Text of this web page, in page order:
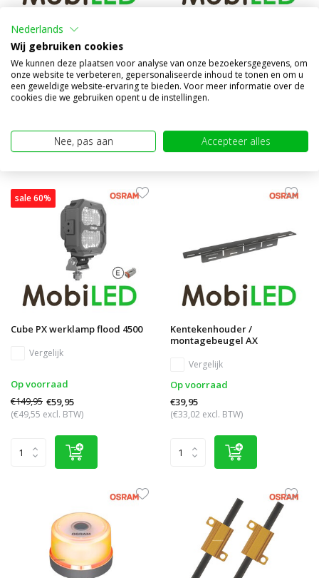
Cube PX werklamp flood 3500
Vergelijk
Op voorraad
€139,95 €59,95
Vergelijk
Op voorraad
€59,95
sale 60%
Cube PX werklamp flood 4500
Vergelijk
Op voorraad
€149,95 €59,95
(€49,55 excl. BTW)
Kentekenhouder /
montagebeugel AX
Vergelijk
Op voorraad
€39,95
(€33,02 excl. BTW)
Nederlands
Wij gebruiken cookies
We kunnen deze plaatsen voor analyse van onze bezoekersgegevens, om
onze website te verbeteren, gepersonaliseerde inhoud te tonen en om u
een geweldige website-ervaring te bieden. Voor meer informatie over de
cookies die we gebruiken opent u de instellingen.
Nee, pas aan Accepteer alles